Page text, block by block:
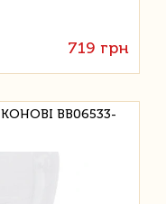
719 грн
BB06533-